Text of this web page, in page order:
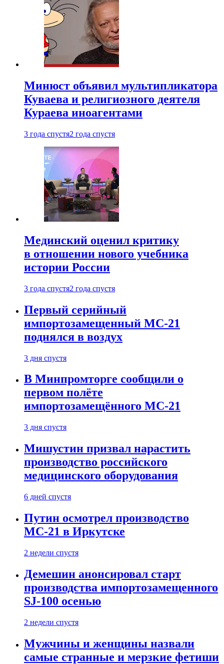
Минюст объявил мультипликатора
Куваева и религиозного деятеля
Кураева иноагентами
3 года спустя2 года спустя
Мединский оценил критику
в отношении нового учебника
истории России
3 года спустя2 года спустя
Первый серийный
импортозамещенный МС-21
поднялся в воздух
3 дня спустя
В Минпромторге сообщили о
первом полёте
импортозамещённого МС-21
3 дня спустя
Мишустин призвал нарастить
производство российского
медицинского оборудования
6 дней спустя
Путин осмотрел производство
МС-21 в Иркутске
2 недели спустя
Демешин анонсировал старт
производства импортозамещенного
SJ-100 осенью
2 недели спустя
Мужчины и женщины назвали
самые странные и мерзкие фетиши